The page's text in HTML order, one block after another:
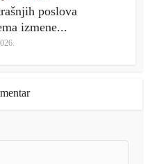
poslova
izmene...